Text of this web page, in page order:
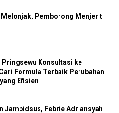
Melonjak, Pemborong Menjerit
Pringsewu Konsultasi ke
Formula Terbaik Perubahan
Efisien
Jampidsus, Febrie Adriansyah